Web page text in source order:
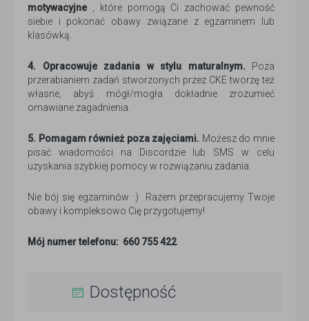
motywacyjne, które pomogą Ci zachować pewność
siebie i pokonać obawy związane z egzaminem lub
klasówką.
4. Opracowuje zadania w stylu maturalnym. Poza
przerabianiem zadań stworzonych przez CKE tworzę też
własne, abyś mógł/mogła dokładnie zrozumieć
omawiane zagadnienia.
5. Pomagam również poza zajęciami. Możesz do mnie
pisać wiadomości na Discordzie lub SMS w celu
uzyskania szybkiej pomocy w rozwiązaniu zadania.
Nie bój się egzaminów :) Razem przepracujemy Twoje
obawy i kompleksowo Cię przygotujemy!
Mój numer telefonu: 660 755 422
Dostępność